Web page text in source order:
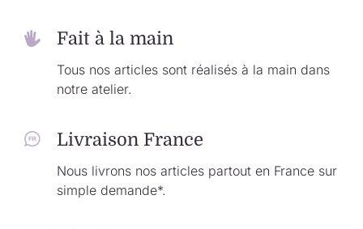
Fait à la main
Tous nos articles sont réalisés à la main dans
notre atelier.
Livraison France
Nous livrons nos articles partout en France sur
simple demande*.